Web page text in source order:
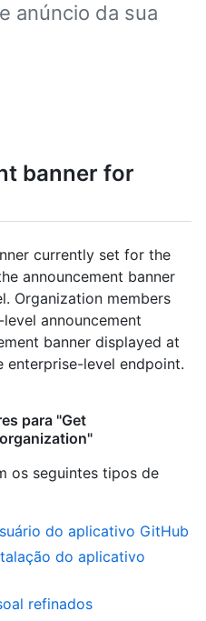
anúncio da sua
banner for
currently set for the
announcement banner
Organization members
announcement
banner displayed at
enterprise-level endpoint.
para "Get
os seguintes tipos de
do aplicativo GitHub
do aplicativo
refinados